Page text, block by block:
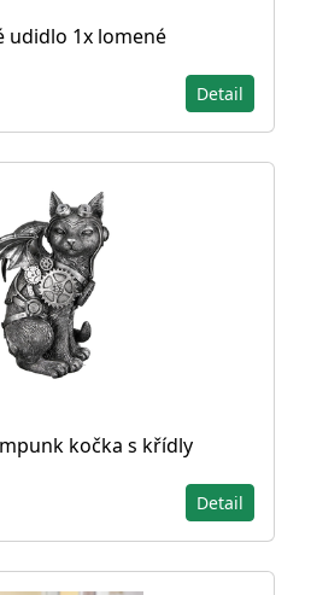
udidlo 1x lomené
Detail
kočka s křídly
Detail